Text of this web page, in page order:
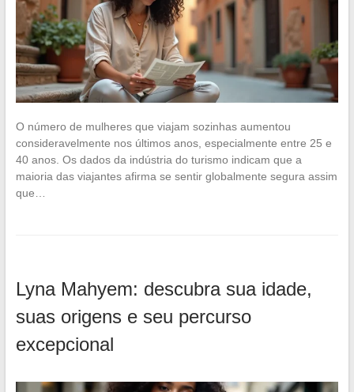
O número de mulheres que viajam sozinhas aumentou
consideravelmente nos últimos anos, especialmente entre 25 e
40 anos. Os dados da indústria do turismo indicam que a
maioria das viajantes afirma se sentir globalmente segura assim
que…
Lyna Mahyem: descubra sua idade,
suas origens e seu percurso
excepcional